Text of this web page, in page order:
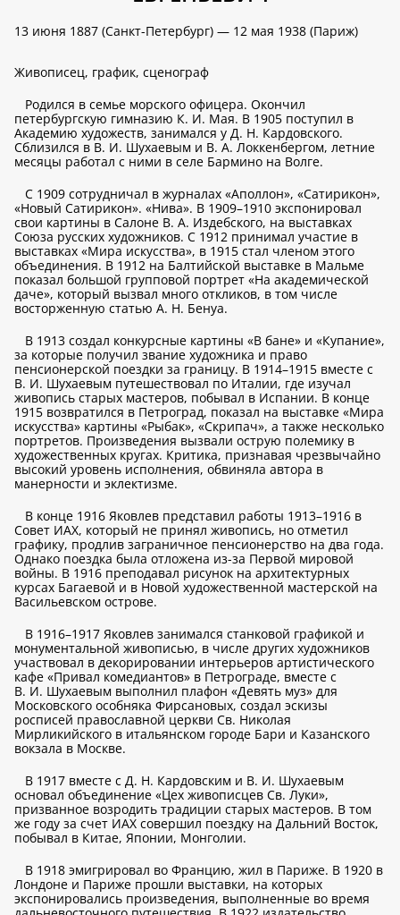
13 июня 1887 (Санкт-Петербург) — 12 мая 1938 (Париж)
Живописец, график, сценограф
Родился в семье морского офицера. Окончил
петербургскую гимназию К. И. Мая. В 1905 поступил в
Академию художеств, занимался у Д. Н. Кардовского.
Сблизился в В. И. Шухаевым и В. А. Локкенбергом, летние
месяцы работал с ними в селе Бармино на Волге.
С 1909 сотрудничал в журналах «Аполлон», «Сатирикон»,
«Новый Сатирикон». «Нива». В 1909–1910 экспонировал
свои картины в Салоне В. А. Издебского, на выставках
Союза русских художников. С 1912 принимал участие в
выставках «Мира искусства», в 1915 стал членом этого
объединения. В 1912 на Балтийской выставке в Мальме
показал большой групповой портрет «На академической
даче», который вызвал много откликов, в том числе
восторженную статью А. Н. Бенуа.
В 1913 создал конкурсные картины «В бане» и «Купание»,
за которые получил звание художника и право
пенсионерской поездки за границу. В 1914–1915 вместе с
В. И. Шухаевым путешествовал по Италии, где изучал
живопись старых мастеров, побывал в Испании. В конце
1915 возвратился в Петроград, показал на выставке «Мира
искусства» картины «Рыбак», «Скрипач», а также несколько
портретов. Произведения вызвали острую полемику в
художественных кругах. Критика, признавая чрезвычайно
высокий уровень исполнения, обвиняла автора в
манерности и эклектизме.
В конце 1916 Яковлев представил работы 1913–1916 в
Совет ИАХ, который не принял живопись, но отметил
графику, продлив заграничное пенсионерство на два года.
Однако поездка была отложена из-за Первой мировой
войны. В 1916 преподавал рисунок на архитектурных
курсах Багаевой и в Новой художественной мастерской на
Васильевском острове.
В 1916–1917 Яковлев занимался станковой графикой и
монументальной живописью, в числе других художников
участвовал в декорировании интерьеров артистического
кафе «Привал комедиантов» в Петрограде, вместе с
В. И. Шухаевым выполнил плафон «Девять муз» для
Московского особняка Фирсановых, создал эскизы
росписей православной церкви Св. Николая
Мирликийского в итальянском городе Бари и Казанского
вокзала в Москве.
В 1917 вместе с Д. Н. Кардовским и В. И. Шухаевым
основал объединение «Цех живописцев Св. Луки»,
призванное возродить традиции старых мастеров. В том
же году за счет ИАХ совершил поездку на Дальний Восток,
побывал в Китае, Японии, Монголии.
В 1918 эмигрировал во Францию, жил в Париже. В 1920 в
Лондоне и Париже прошли выставки, на которых
экспонировались произведения, выполненные во время